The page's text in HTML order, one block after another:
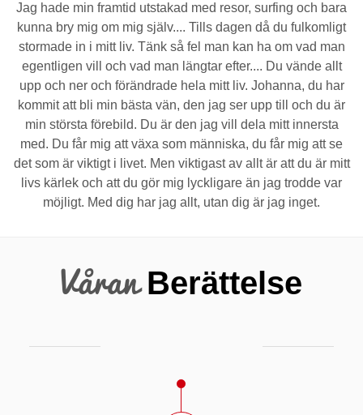
Jag hade min framtid utstakad med resor, surfing och bara
kunna bry mig om mig själv.... Tills dagen då du fulkomligt
stormade in i mitt liv. Tänk så fel man kan ha om vad man
egentligen vill och vad man längtar efter.... Du vände allt
upp och ner och förändrade hela mitt liv. Johanna, du har
kommit att bli min bästa vän, den jag ser upp till och du är
min största förebild. Du är den jag vill dela mitt innersta
med. Du får mig att växa som människa, du får mig att se
det som är viktigt i livet. Men viktigast av allt är att du är mitt
livs kärlek och att du gör mig lyckligare än jag trodde var
möjligt. Med dig har jag allt, utan dig är jag inget.
Våran Berättelse